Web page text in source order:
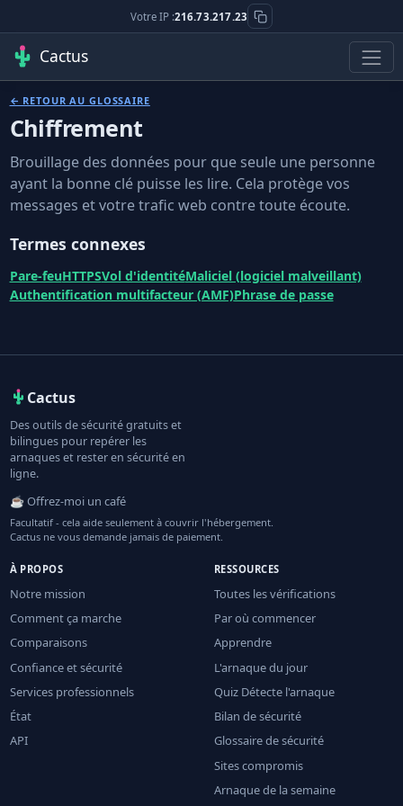
Votre IP :216.73.217.23
Cactus
← RETOUR AU GLOSSAIRE
Chiffrement
Brouillage des données pour que seule une personne
ayant la bonne clé puisse les lire. Cela protège vos
messages et votre trafic web contre toute écoute.
Termes connexes
Pare-feuHTTPSVol d'identitéMaliciel (logiciel malveillant)
Authentification multifacteur (AMF)Phrase de passe
Cactus
Des outils de sécurité gratuits et
bilingues pour repérer les
arnaques et rester en sécurité en
ligne.
☕ Offrez-moi un café
Facultatif - cela aide seulement à couvrir l'hébergement.
Cactus ne vous demande jamais de paiement.
À PROPOS
Notre mission
Comment ça marche
Comparaisons
Confiance et sécurité
Services professionnels
État
API
RESSOURCES
Toutes les vérifications
Par où commencer
Apprendre
L'arnaque du jour
Quiz Détecte l'arnaque
Bilan de sécurité
Glossaire de sécurité
Sites compromis
Arnaque de la semaine